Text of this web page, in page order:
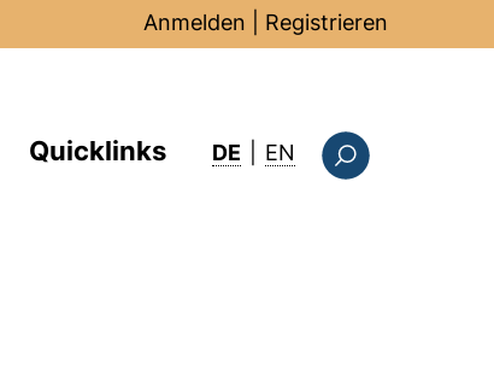
Anmelden Registrieren
Quicklinks DE EN : this page in